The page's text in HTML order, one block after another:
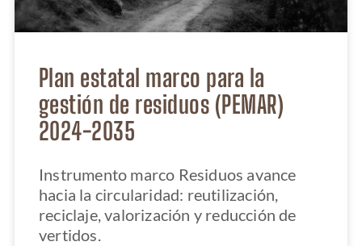
Plan estatal marco para la
gestión de residuos (PEMAR)
2024-2035
Instrumento marco Residuos avance
hacia la circularidad: reutilización,
reciclaje, valorización y reducción de
vertidos.